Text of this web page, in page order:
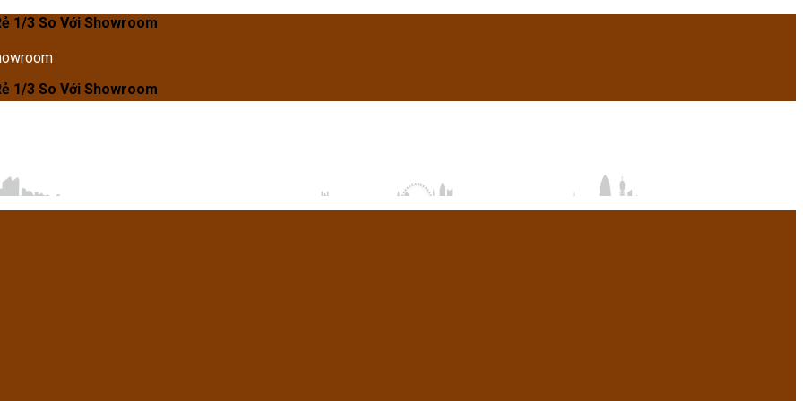
Với Showroom
Với Showroom